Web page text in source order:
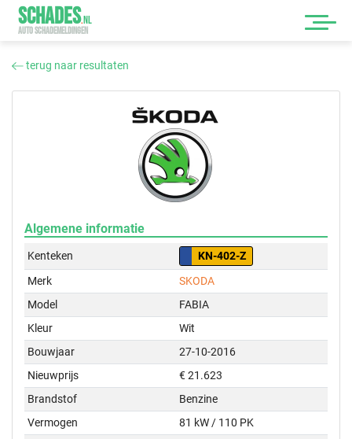
SCHADES.NL
AUTO SCHADEMELDINGEN
terug naar resultaten
Algemene informatie
Kenteken
KN-402-Z
Merk
SKODA
Model
FABIA
Kleur
Wit
Bouwjaar
27-10-2016
Nieuwprijs
€ 21.623
Brandstof
Benzine
Vermogen
81 kW / 110 PK